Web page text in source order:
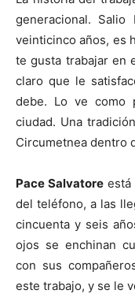
generacional. Salio
veinticinco años, es
te gusta trabajar en
claro que le
debe. Lo ve como
ciudad. Una
Circumetnea dentro
Pace Salvatoreestá
del teléfono, a las
cincuenta y seis
ojos se enchinan
con sus
este trabajo, y se le